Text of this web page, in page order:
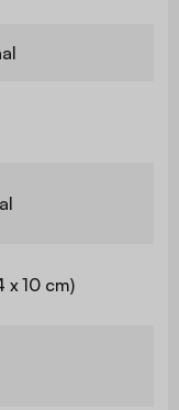
x 10 cm)